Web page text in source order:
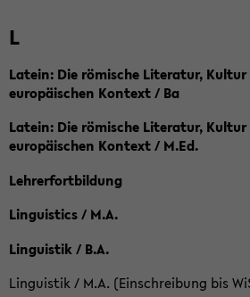
L
Latein: Die römische Literatur,
europäischen Kontext / Ba
Latein: Die römische Literatur,
europäischen Kontext / M.Ed.
Lehrerfortbildung
Linguistics / M.A.
Linguistik / B.A.
Linguistik / M.A. (Einschreibung bis